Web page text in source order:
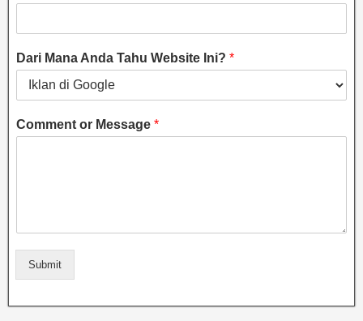
Dari Mana Anda Tahu Website Ini? *
Comment or Message *
Submit